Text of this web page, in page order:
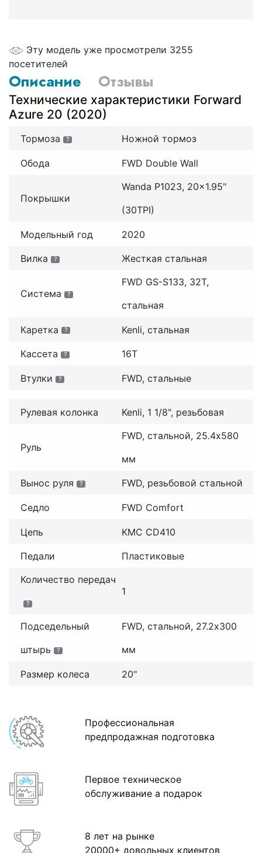
Эту модель уже просмотрели 3255
посетителей
Описание Отзывы
Технические характеристики Forward
Azure 20 (2020)
Тормоза ? Ножной тормоз
Обода FWD Double Wall
Покрышки
Wanda P1023, 20x1.95"
(30TPI)
Модельный год 2020
Вилка ? Жесткая стальная
Система ?
FWD GS-S133, 32T,
стальная
Каретка ? Kenli, стальная
Кассета ? 16T
Втулки ? FWD, стальные
Рулевая колонка Kenli, 1 1/8", резьбовая
Руль
FWD, стальной, 25.4x580
мм
Вынос руля ? FWD, резьбовой стальной
Седло FWD Comfort
Цепь KMC CD410
Педали
Пластиковые
Количество передач
?
1
Подседельный
штырь
?
FWD, стальной, 27.2x300
мм
Размер колеса 20"
Профессиональная
предпродажная подготовка
Первое техническое
обслуживание а подарок
8 лет на рынке
20000+ довольных клиентов